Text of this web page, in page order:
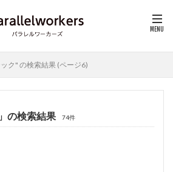
ク" の検索結果 (ページ6)
の検索結果 74件